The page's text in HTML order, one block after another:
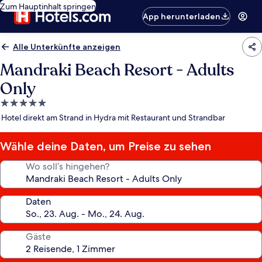
Zum Hauptinhalt springen
App herunterladen
Alle Unterkünfte anzeigen
Mandraki Beach Resort - Adults
Only
5.0-
Sterne-
Hotel direkt am Strand in Hydra mit Restaurant und Strandbar
Wähle deine Daten, um Preise zu sehen
Wo soll’s hingehen?
Daten
Gäste